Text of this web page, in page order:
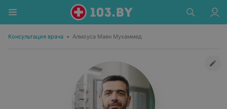
Консультация врача • Алмоуса Маен Мухаммед